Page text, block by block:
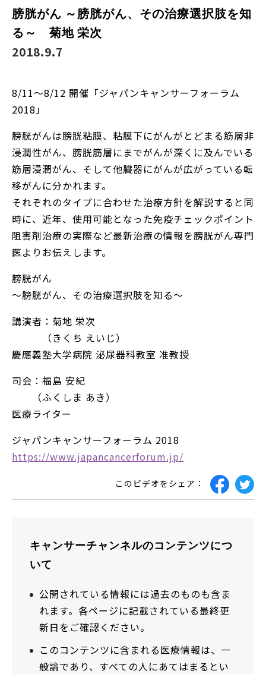
膀胱がん ～膀胱がん、その治療選択肢を知
る～ 菊地 栄次
2018.9.7
8/11～8/12 開催「ジャパンキャンサーフォーラム
2018」
膀胱がんは膀胱粘膜、粘膜下にがんがとどまる筋層非
浸潤性がん、膀胱筋層にまでがんが深くに及んでいる
筋層浸潤がん、そして他臓器にがんが広がっている転
移がんに分かれます。
それぞれのタイプに合わせた治療方針を解説すると同
時に、近年、使用可能となった免疫チェックポイント
阻害剤治療の実際など最新治療の情報を膀胱がん専門
医よりお伝えします。
膀胱がん
～膀胱がん、その治療選択肢を知る～
講演者：菊地 栄次
（きくち えいじ）
慶應義塾大学病院 泌尿器科教室 准教授
司会：福島 安紀
（ふくしま あき）
医療ライター
ジャパンキャンサーフォーラム 2018
https://www.japancancerforum.jp/
このビデオをシェア：
キャンサーチャンネルのコンテンツにつ
いて
公開されている情報には過去のものも含ま
れます。各ページに記載されている最終更
新日をご確認ください。
このコンテンツに含まれる医療情報は、一
般論であり、すべての人にあてはまるとい